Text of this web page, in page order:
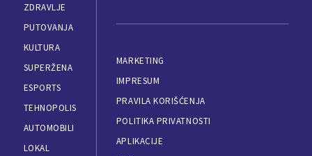
ZDRAVLJE
PUTOVANJA
KULTURA
SUPERŽENA
ESPORTS
TEHNOPOLIS
AUTOMOBILI
LOKAL
MARKETING
IMPRESUM
PRAVILA KORIŠĆENJA
POLITIKA PRIVATNOSTI
APLIKACIJE